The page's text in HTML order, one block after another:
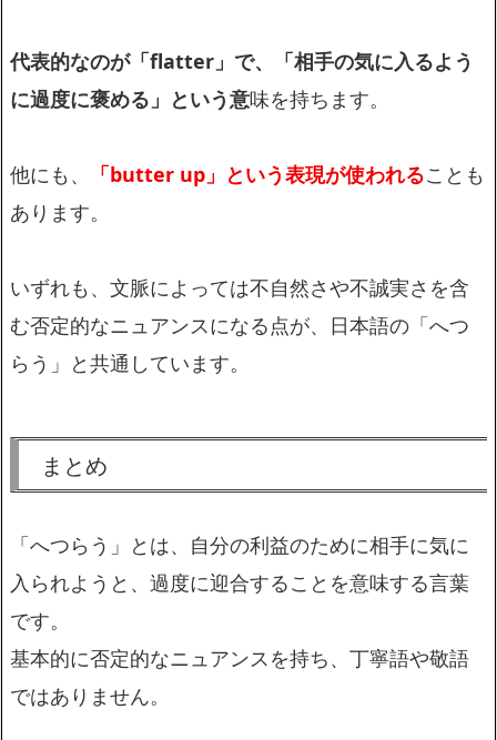
代表的なのが「flatter」で、「相手の気に入るよう
に過度に褒める」という意味を持ちます。
他にも、 「butter up」という表現が使われることも
あります。
いずれも、文脈によっては不自然さや不誠実さを含
む否定的なニュアンスになる点が、日本語の「へつ
らう」と共通しています。
まとめ
「へつらう」とは、自分の利益のために相手に気に
入られようと、過度に迎合することを意味する言葉
です。
基本的に否定的なニュアンスを持ち、丁寧語や敬語
ではありません。